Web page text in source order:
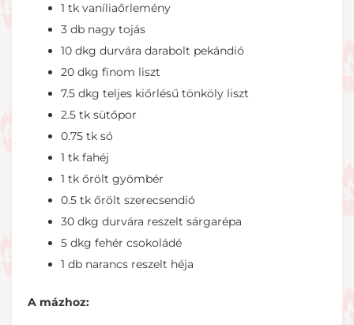
1 tk vaníliaőrlemény
3 db nagy tojás
10 dkg durvára darabolt pekándió
20 dkg finom liszt
7.5 dkg teljes kiőrlésű tönköly liszt
2.5 tk sütőpor
0.75 tk só
1 tk fahéj
1 tk őrölt gyömbér
0.5 tk őrölt szerecsendió
30 dkg durvára reszelt sárgarépa
5 dkg fehér csokoládé
1 db narancs reszelt héja
A mázhoz: